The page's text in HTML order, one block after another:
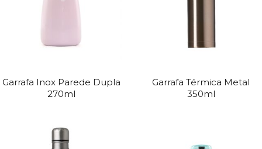
Garrafa Inox Parede Dupla
270ml
Garrafa Térmica Metal
350ml